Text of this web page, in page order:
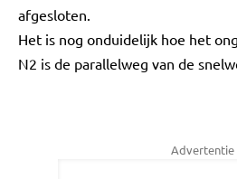
afgesloten.
Het is nog onduidelijk hoe het
N2 is de parallelweg van de
Advertentie